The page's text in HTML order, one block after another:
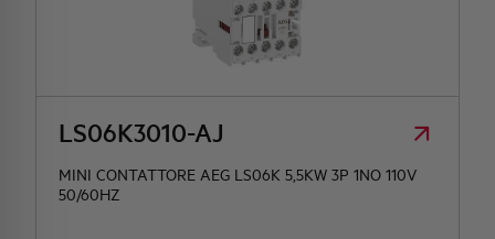
LS06K3010-AJ
MINI CONTATTORE AEG LS06K 5,5KW 3P 1NO 110V
50/60HZ